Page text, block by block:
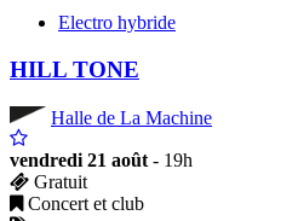
Electro hybride
HILL TONE
Halle de La Machine
vendredi 21 août- 19h
Gratuit
Concert et club